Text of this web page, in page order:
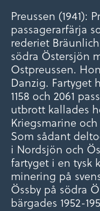
Preussen (1941):
passagerarfärja
rederiet
södra Östersjön
Ostpreussen.
Danzig. Fartyget
1158 och 2061
utbrott kallades
Kriegsmarine
Som sådant
i Nordsjön och
fartyget i en tysk
minering på
Össby på södra
bärgades 1952-